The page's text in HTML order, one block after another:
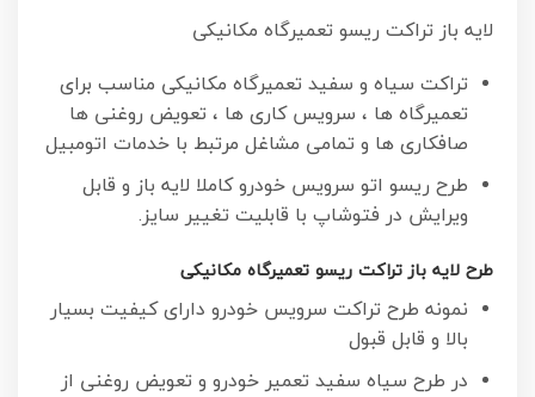
لایه باز تراکت ریسو تعمیرگاه مکانیکی
تراکت سیاه و سفید تعمیرگاه مکانیکی مناسب برای
تعمیرگاه ها ، سرویس کاری ها ، تعویض روغنی ها
صافکاری ها و تمامی مشاغل مرتبط با خدمات اتومبیل
طرح ریسو اتو سرویس خودرو کاملا لایه باز و قابل
ویرایش در فتوشاپ با قابلیت تغییر سایز.
طرح لایه باز تراکت ریسو تعمیرگاه مکانیکی
نمونه طرح تراکت سرویس خودرو دارای کیفیت بسیار
بالا و قابل قبول
در طرح سیاه سفید تعمیر خودرو و تعویض روغنی از